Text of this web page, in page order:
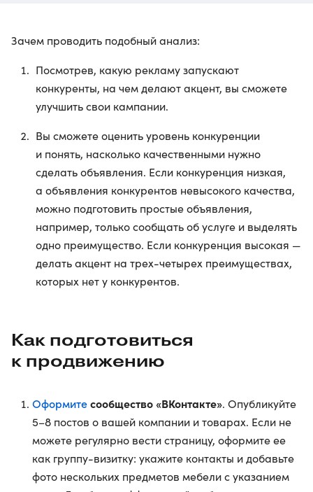
Зачем проводить подобный анализ:
Посмотрев, какую рекламу запускают
конкуренты, на чем делают акцент, вы сможете
улучшить свои кампании.
Вы сможете оценить уровень конкуренции
и понять, насколько качественными нужно
сделать объявления. Если конкуренция низкая,
а объявления конкурентов невысокого качества,
можно подготовить простые объявления,
например, только сообщать об услуге и выделять
одно преимущество. Если конкуренция высокая —
делать акцент на трех-четырех преимуществах,
которых нет у конкурентов.
Как подготовиться
к продвижению
Оформитесообщество «ВКонтакте». Опубликуйте
5–8 постов о вашей компании и товарах. Если не
можете регулярно вести страницу, оформите ее
как группу-визитку: укажите контакты и добавьте
фото нескольких предметов мебели с указанием